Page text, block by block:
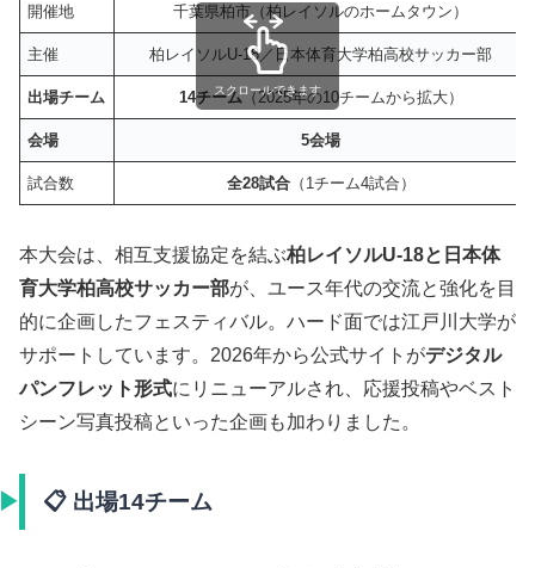
開催地 千葉県柏市（柏レイソルのホームタウン）
主催 柏レイソルU-18／日本体育大学柏高校サッカー部
出場チーム 14チーム（2025年の10チームから拡大）
会場 5会場
試合数 全28試合（1チーム4試合）
スクロールできます
本大会は、相互支援協定を結ぶ柏レイソルU-18と日本体
育大学柏高校サッカー部が、ユース年代の交流と強化を目
的に企画したフェスティバル。ハード面では江戸川大学が
サポートしています。2026年から公式サイトがデジタル
パンフレット形式にリニューアルされ、応援投稿やベスト
シーン写真投稿といった企画も加わりました。
📋 出場14チーム